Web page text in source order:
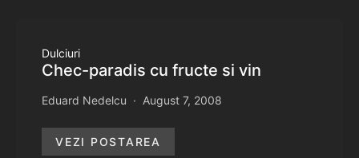
Dulciuri
Chec-paradis cu fructe si vin
Eduard Nedelcu August 7, 2008
VEZI POSTAREA